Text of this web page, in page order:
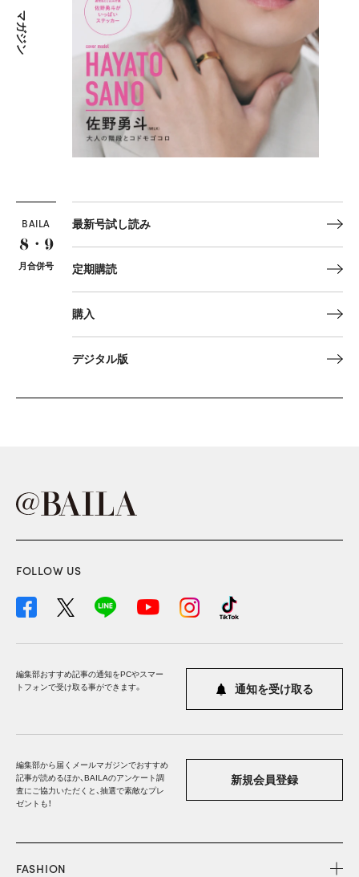
マガジン
BAILA
8・9
月合併号
最新号試し読み
定期購読
購入
デジタル版
FOLLOW US
編集部おすすめ記事の通知をPCやスマー
トフォンで受け取る事ができます。
通知を受け取る
編集部から届くメールマガジンでおすすめ
記事が読めるほか、BAILAのアンケート調
査にご協力いただくと、抽選で素敵なプレ
ゼントも！
新規会員登録
FASHION